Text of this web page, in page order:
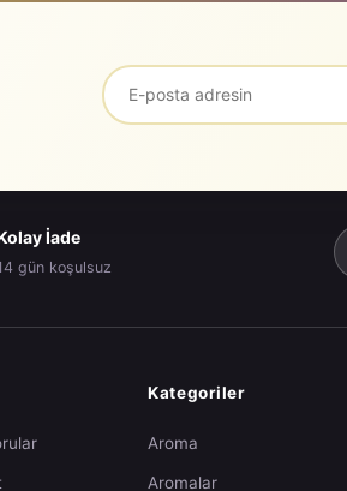
İade
gün koşulsuz
Kategoriler
Aroma
Aromalar